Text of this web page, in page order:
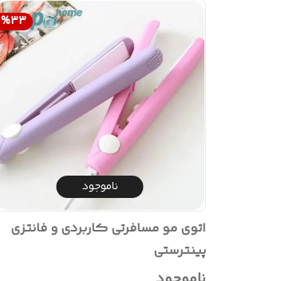
%33
ناموجود
اتوی مو مسافرتی کاربردی و فانتزی
پینترستی